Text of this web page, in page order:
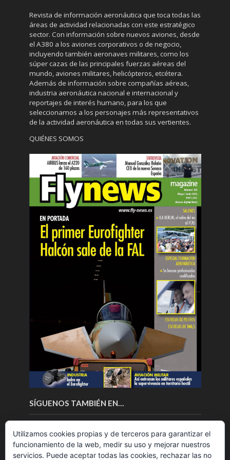
Revista de información aeronáutica que toca todas las
áreas de actividad relacionadas con este estratégico
sector. Con información sobre nuevos aviones, desde
el A380 a los aviones corporativos o de negocio,
incluyendo también aeronaves militares, como los
súper cazas de las principales fuerzas aéreas del
mundo, aviones militares, helicópteros, etcétera.
Además de información sobre compañías aéreas,
industria aeronáutica nacional e internacional y
reportajes de interés humano, para los que
seleccionamos a los personajes más representativos
de la actividad aeronáutica en todas sus vertientes.
QUIÉNES SOMOS
SÍGUENOS TAMBIÉN EN…
Utilizamos cookies propias y de terceros para garantizar el
funcionamiento de la web, medir su uso y mejorar nuestros
servicios. Puede aceptar todas las cookies, rechazar las no